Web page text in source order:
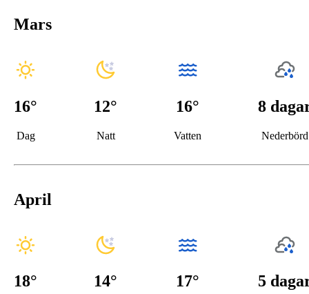
Mars
16°
Dag
12°
Natt
16°
Vatten
8
Nederbörd
April
18° 14° 17° 5